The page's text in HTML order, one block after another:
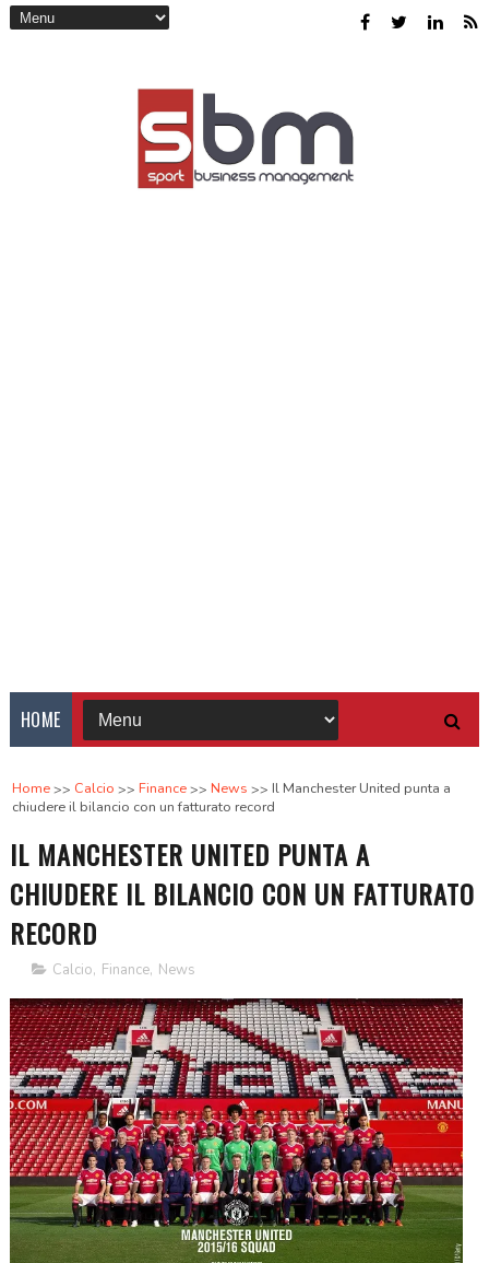
HOME
Home Calcio Finance News
Il Manchester United punta a
chiudere il bilancio con un fatturato record
IL MANCHESTER UNITED PUNTA A
CHIUDERE IL BILANCIO CON UN FATTURATO
RECORD
Calcio, Finance, News